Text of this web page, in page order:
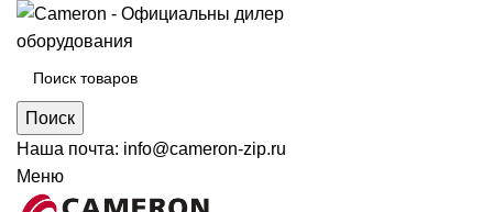
Поиск
Наша почта: info@cameron-zip.ru
Меню